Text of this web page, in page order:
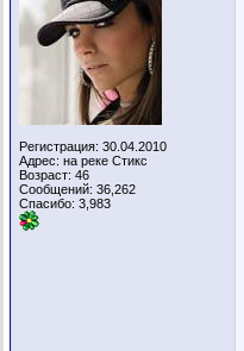
Регистрация: 30.04.2010
Адрес: на реке Стикс
Возраст: 46
Сообщений: 36,262
Спасибо: 3,983